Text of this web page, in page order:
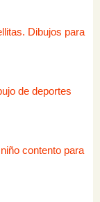
Dibujos para
de deportes
contento para